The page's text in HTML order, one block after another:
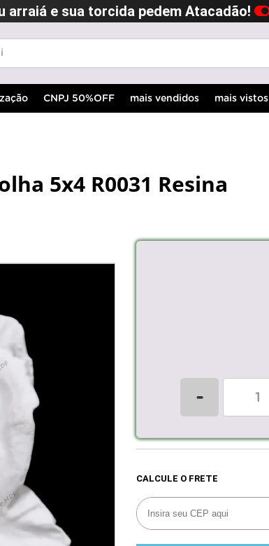
arraiá e sua torcida pedem Atacadão!
CNPJ 50%OFF mais vendidos mais vistos
5x4 R0031 Resina
-